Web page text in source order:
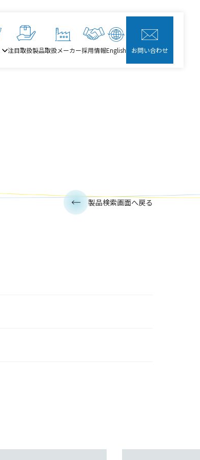
注目取扱製品取扱メーカー採用情報English お問い合わせ
製品検索画面へ戻る